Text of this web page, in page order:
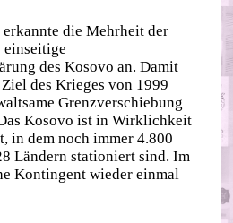
die Mehrheit der
des Kosovo an. Damit
des Krieges von 1999
Grenzverschiebung
Kosovo ist in Wirklichkeit
in dem noch immer 4.800
Ländern stationiert sind. Im
Kontingent wieder einmal